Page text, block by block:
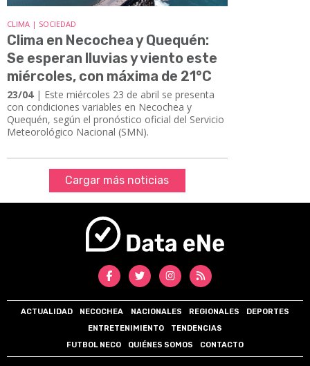
CLIMA | SOCIEDAD
Clima en Necochea y Quequén:
Se esperan lluvias y viento este
miércoles, con máxima de 21°C
23/04| Este miércoles 23 de abril se presenta
con condiciones variables en Necochea y
Quequén, según el pronóstico oficial del Servicio
Meteorológico Nacional (SMN).
Cargar más noticias
ACTUALIDAD NECOCHEA NACIONALES REGIONALES
DEPORTES
ENTRETENIMIENTO
TENDENCIAS
FUTBOL NECO
QUIÉNES SOMOS CONTACTO